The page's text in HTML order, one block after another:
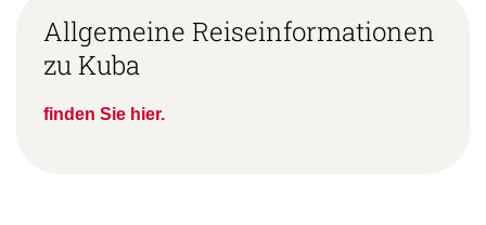
Allgemeine Reiseinformationen
zu Kuba
finden Sie hier.